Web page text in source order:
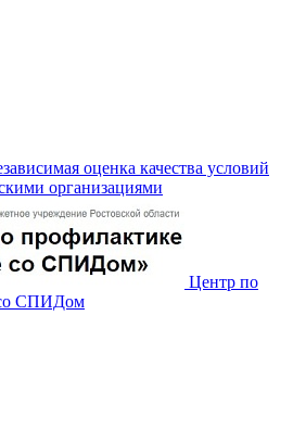
оценка качества условий
организациями
Центр по
со СПИДом